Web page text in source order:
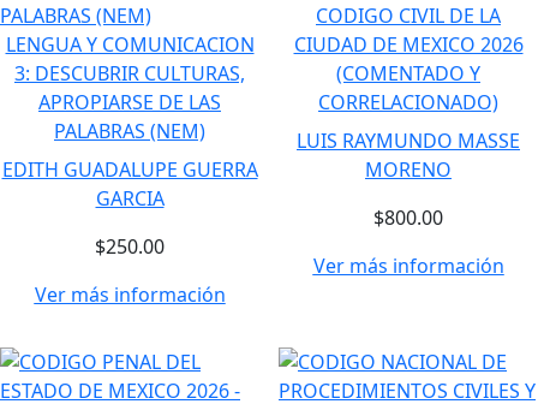
LENGUA Y COMUNICACION
3: DESCUBRIR CULTURAS,
APROPIARSE DE LAS
PALABRAS (NEM)
EDITH GUADALUPE GUERRA
GARCIA
$250.00
Ver más información
CODIGO CIVIL DE LA
CIUDAD DE MEXICO 2026
(COMENTADO Y
CORRELACIONADO)
LUIS RAYMUNDO MASSE
MORENO
$800.00
Ver más información